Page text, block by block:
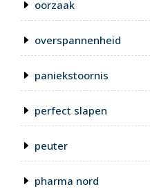
oorzaak
overspannenheid
paniekstoornis
perfect slapen
peuter
pharma nord